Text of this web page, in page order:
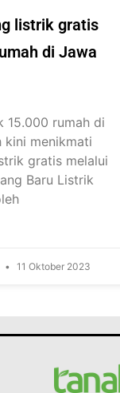
listrik gratis
di Jawa
15.000 rumah di
kini menikmati
gratis melalui
Baru Listrik
11 Oktober 2023